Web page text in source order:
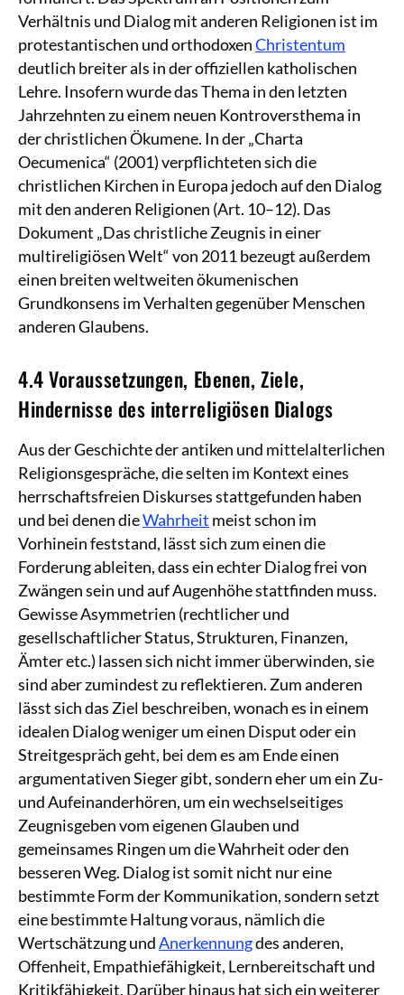
Verhältnis und Dialog mit anderen Religionen ist im
protestantischen und orthodoxenChristentum
deutlich breiter als in der offiziellen katholischen
Lehre. Insofern wurde das Thema in den letzten
Jahrzehnten zu einem neuen Kontroversthema in
der christlichen Ökumene. In der „Charta
Oecumenica“ (2001) verpflichteten sich die
christlichen Kirchen in Europa jedoch auf den Dialog
mit den anderen Religionen (Art. 10–12). Das
Dokument „Das christliche Zeugnis in einer
multireligiösen Welt“ von 2011 bezeugt außerdem
einen breiten weltweiten ökumenischen
Grundkonsens im Verhalten gegenüber Menschen
anderen Glaubens.
4.4 Voraussetzungen, Ebenen, Ziele,
Hindernisse des interreligiösen Dialogs
Aus der Geschichte der antiken und mittelalterlichen
Religionsgespräche, die selten im Kontext eines
herrschaftsfreien Diskurses stattgefunden haben
und bei denen dieWahrheit meist schon im
Vorhinein feststand, lässt sich zum einen die
Forderung ableiten, dass ein echter Dialog frei von
Zwängen sein und auf Augenhöhe stattfinden muss.
Gewisse Asymmetrien (rechtlicher und
gesellschaftlicher Status, Strukturen, Finanzen,
Ämter etc.) lassen sich nicht immer überwinden, sie
sind aber zumindest zu reflektieren. Zum anderen
lässt sich das Ziel beschreiben, wonach es in einem
idealen Dialog weniger um einen Disput oder ein
Streitgespräch geht, bei dem es am Ende einen
argumentativen Sieger gibt, sondern eher um ein Zu-
und Aufeinanderhören, um ein wechselseitiges
Zeugnisgeben vom eigenen Glauben und
gemeinsames Ringen um die Wahrheit oder den
besseren Weg. Dialog ist somit nicht nur eine
bestimmte Form der Kommunikation, sondern setzt
eine bestimmte Haltung voraus, nämlich die
Wertschätzung undAnerkennungdes anderen,
Offenheit, Empathiefähigkeit, Lernbereitschaft und
Kritikfähigkeit. Darüber hinaus hat sich ein weiterer